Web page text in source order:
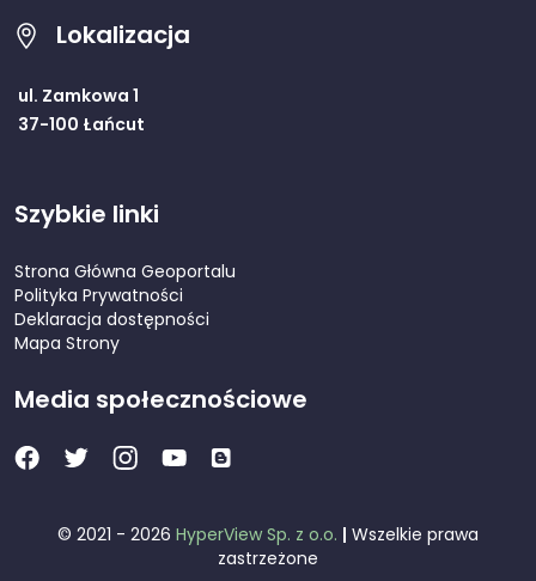
Lokalizacja
ul. Zamkowa 1
37-100 Łańcut
Szybkie linki
Strona Główna Geoportalu
Polityka Prywatności
Deklaracja dostępności
Mapa Strony
Media społecznościowe
© 2021 - 2026 HyperView Sp. z o.o. | Wszelkie prawa
zastrzeżone